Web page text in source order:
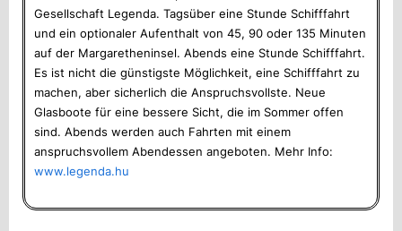
Gesellschaft Legenda. Tagsüber eine Stunde Schifffahrt
und ein optionaler Aufenthalt von 45, 90 oder 135 Minuten
auf der Margaretheninsel. Abends eine Stunde Schifffahrt.
Es ist nicht die günstigste Möglichkeit, eine Schifffahrt zu
machen, aber sicherlich die Anspruchsvollste. Neue
Glasboote für eine bessere Sicht, die im Sommer offen
sind. Abends werden auch Fahrten mit einem
anspruchsvollem Abendessen angeboten. Mehr Info:
www.legenda.hu